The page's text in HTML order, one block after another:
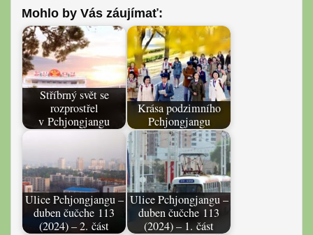
Mohlo by Vás záujímať:
Stříbrný svět se
rozprostřel
v Pchjongjangu
Krása podzimního
Pchjongjangu
Ulice Pchjongjangu –
duben čučche 113
(2024) – 2. část
Ulice Pchjongjangu –
duben čučche 113
(2024) – 1. část